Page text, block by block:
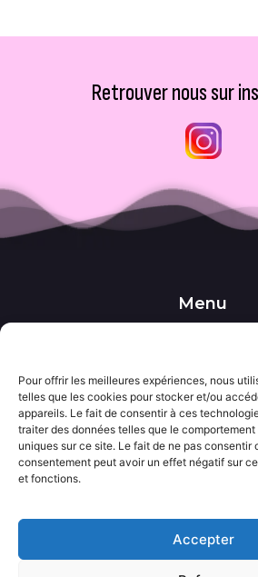
Pour offrir les meilleures expériences, nous
telles que les cookies pour stocker et/ou
appareils. Le fait de consentir à ces
traiter des données telles que le
uniques sur ce site. Le fait de ne pas consentir
consentement peut avoir un effet négatif sur
et fonctions.
Accepter
Retrouver nous sur
Menu
••• Accueil
••• Wishlist
••• Actualités
Contact